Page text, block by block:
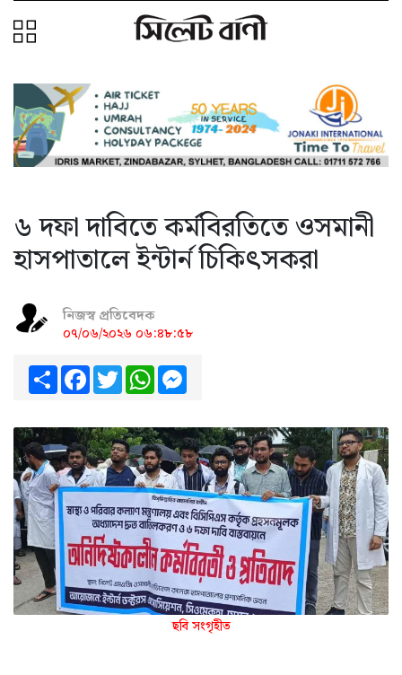
৬ দফা দাবিতে কর্মবিরতিতে ওসমানী
হাসপাতালে ইন্টার্ন চিকিৎসকরা
নিজস্ব প্রতিবেদক
০৭/০৬/২০২৬ ০৬:৪৮:৫৮
ShareFacebook
TwitterWhatsApp
ছবি সংগৃহীত